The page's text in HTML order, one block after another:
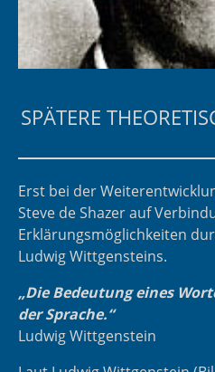
SPÄTERE
Erst bei der
Steve de Shazer auf
Erklärungsmöglichkeiten
Ludwig Wittgensteins.
„Die Bedeutung eines
der Sprache.“
Ludwig Wittgenstein